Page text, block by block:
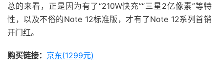
总的来看，正是因为有了“210W快充”“三星2亿像素”等特
性，以及不俗的Note 12标准版，才有了Note 12系列首销
开门红。
购买链接： 京东(1299元)